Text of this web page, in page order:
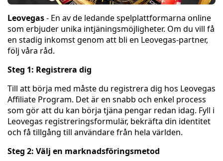
Leovegas- En av de ledande spelplattformarna online
som erbjuder unika intjäningsmöjligheter. Om du vill få
en stadig inkomst genom att bli en Leovegas-partner,
följ våra råd.
Steg 1: Registrera dig
Till att börja med måste du registrera dig hos Leovegas
Affiliate Program. Det är en snabb och enkel process
som gör att du kan börja tjäna pengar redan idag. Fyll i
Leovegas registreringsformulär, bekräfta din identitet
och få tillgång till användare från hela världen.
Steg 2: Välj en marknadsföringsmetod